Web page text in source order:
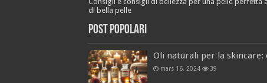
di bella pelle
Post popolari
Oli naturali per la skincare:
mars 16, 2024 39